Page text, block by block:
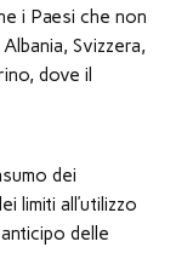
i Paesi che non
Svizzera,
dove il
dei
limiti all’utilizzo
delle